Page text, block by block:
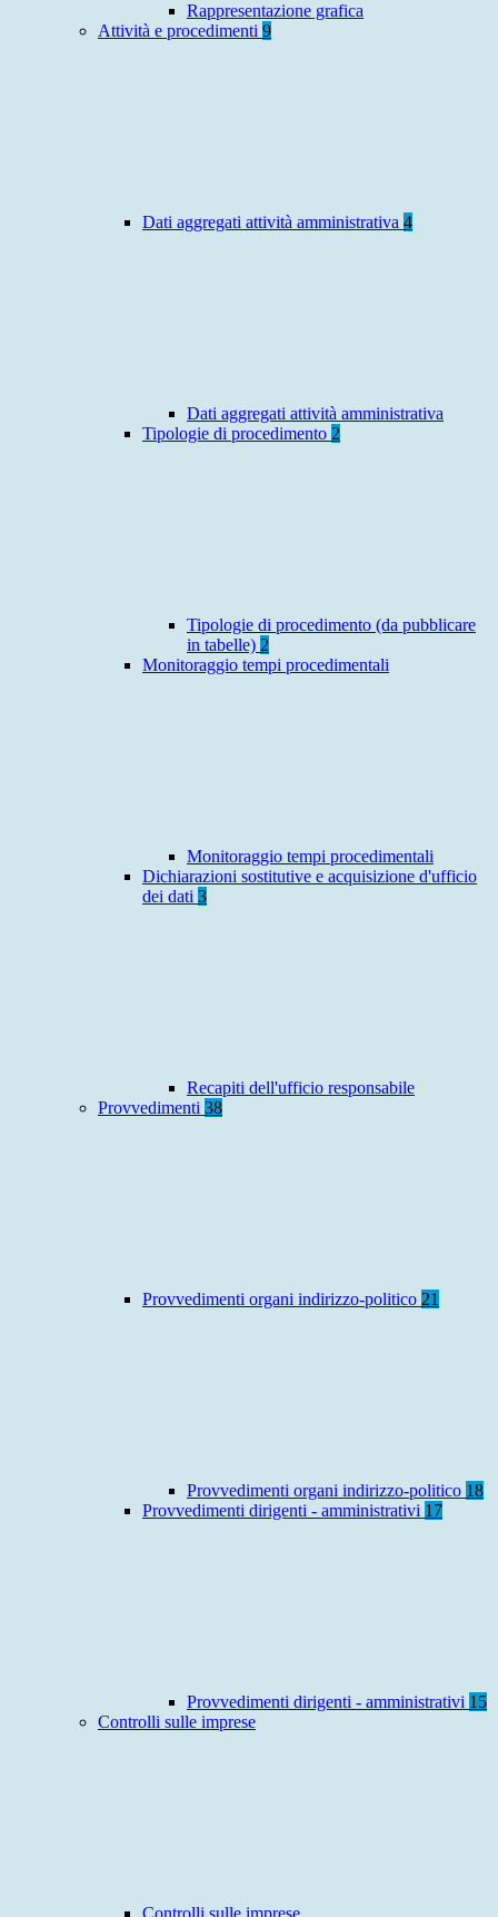
Rappresentazione grafica
Attività e procedimenti 9
Dati aggregati attività amministrativa 4
Dati aggregati attività amministrativa
Tipologie di procedimento 2
Tipologie di procedimento (da pubblicare
in tabelle) 2
Monitoraggio tempi procedimentali
Monitoraggio tempi procedimentali
Dichiarazioni sostitutive e acquisizione d'ufficio
dei dati 3
Recapiti dell'ufficio responsabile
Provvedimenti 38
Provvedimenti organi indirizzo-politico 21
Provvedimenti organi indirizzo-politico 18
Provvedimenti dirigenti - amministrativi 17
Provvedimenti dirigenti - amministrativi 15
Controlli sulle imprese